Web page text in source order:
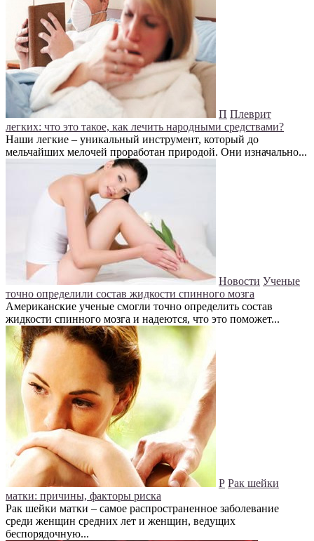
П Плеврит
легких: что это такое, как лечить народными средствами?
Наши легкие – уникальный инструмент, который до
мельчайших мелочей проработан природой. Они изначально...
Новости Ученые
точно определили состав жидкости спинного мозга
Американские ученые смогли точно определить состав
жидкости спинного мозга и надеются, что это поможет...
Р Рак шейки
матки: причины, факторы риска
Рак шейки матки – самое распространенное заболевание
среди женщин средних лет и женщин, ведущих
беспорядочную...